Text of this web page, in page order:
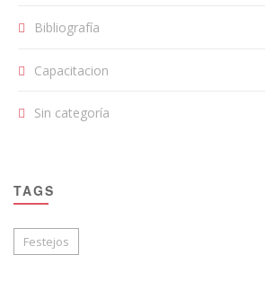
Bibliografía
Capacitacion
Sin categoría
TAGS
Festejos